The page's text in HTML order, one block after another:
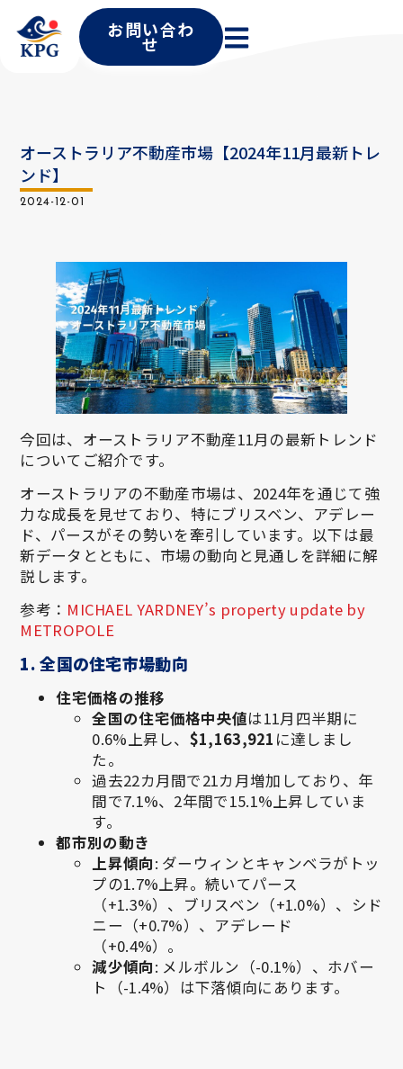
お問い合わ
せ
オーストラリア不動産市場【2024年11月最新トレ
ンド】
2024-12-01
今回は、オーストラリア不動産11月の最新トレンド
についてご紹介です。
オーストラリアの不動産市場は、2024年を通じて強
力な成長を見せており、特にブリスベン、アデレー
ド、パースがその勢いを牽引しています。以下は最
新データとともに、市場の動向と見通しを詳細に解
説します。
参考： MICHAEL YARDNEY’s property update by
METROPOLE
1. 全国の住宅市場動向
住宅価格の推移
全国の住宅価格中央値は11月四半期に
0.6%上昇し、 $1,163,921 に達しまし
た。
過去22カ月間で21カ月増加しており、年
間で7.1%、2年間で15.1%上昇していま
す。
都市別の動き
上昇傾向: ダーウィンとキャンベラがトッ
プの1.7%上昇。続いてパース
（+1.3%）、ブリスベン（+1.0%）、シド
ニー（+0.7%）、アデレード
（+0.4%）。
減少傾向: メルボルン（-0.1%）、ホバー
ト（-1.4%）は下落傾向にあります。